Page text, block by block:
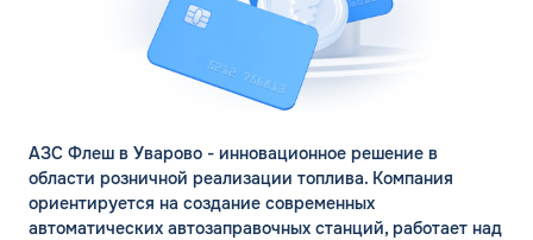
АЗС Флеш в Уварово - инновационное решение в
области розничной реализации топлива. Компания
ориентируется на создание современных
автоматических автозаправочных станций, работает над